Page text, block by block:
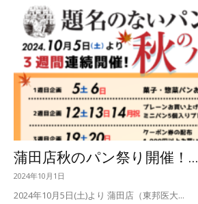
蒲田店秋のパン祭り開催！...
2024年10月1日
2024年10月5日(土)より 蒲田店（東邦医大...